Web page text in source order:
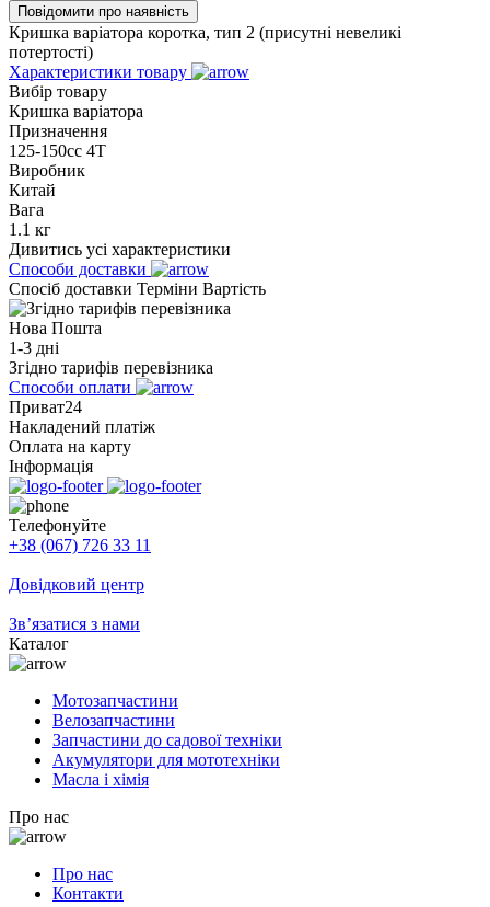
Повідомити про наявність
Кришка варіатора коротка, тип 2 (присутні невеликі
потертості)
Характеристики товару
Вибір товару
Кришка варіатора
Призначення
125-150сс 4Т
Виробник
Китай
Вага
1.1 кг
Дивитись усі характеристики
Способи доставки
Спосіб доставки Терміни Вартість
Нова Пошта
1-3 дні
Згідно тарифів перевізника
Способи оплати
Приват24
Накладений платіж
Оплата на карту
Інформація
Телефонуйте
+38 (067) 726 33 11
Довідковий центр
Зв’язатися з нами
Каталог
Мотозапчастини
Велозапчастини
Запчастини до садової техніки
Акумулятори для мототехніки
Масла і хімія
Про нас
Про нас
Контакти